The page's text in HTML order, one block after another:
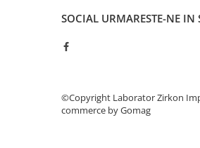
Echipamente Laborator
SOCIAL URMARESTE-NE
©Copyright Laborator Zirkon
commerce by Gomag